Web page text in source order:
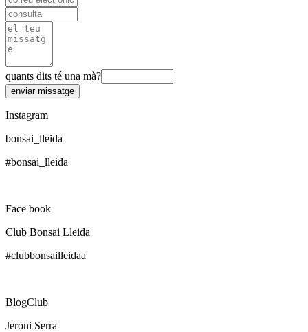
quants dits té una mà?
Instagram
bonsai_lleida
#bonsai_lleida
Face book
Club Bonsai Lleida
#clubbonsailleidaa
BlogClub
Jeroni Serra